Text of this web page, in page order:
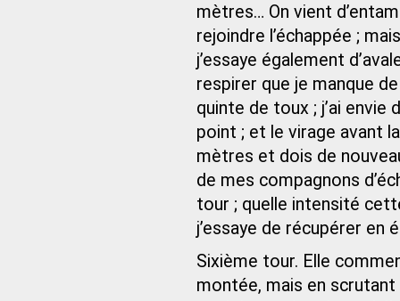
mètres… On vient
rejoindre l’échappée ;
j’essaye également
respirer que je manque
quinte de toux ; j’ai
point ; et le virage avant
mètres et dois de
de mes compagnons
tour ; quelle intensité
j’essaye de récupérer
Sixième tour. Elle
montée, mais en